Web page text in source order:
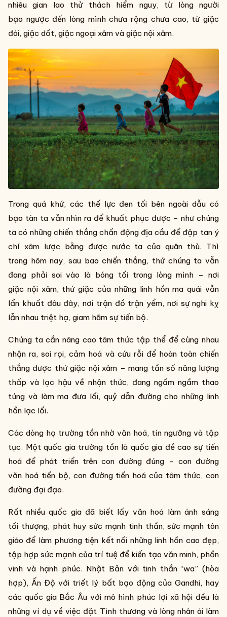
nhiêu gian lao thử thách hiểm nguy, từ lòng người
bạo ngược đến lòng mình chưa rộng chưa cao, từ giặc
đói, giặc dốt, giặc ngoại xâm và giặc nội xâm.
Trong quá khứ, các thế lực đen tối bên ngoài dẫu có
bạo tàn ta vẫn nhìn ra để khuất phục được – như chúng
ta có những chiến thắng chấn động địa cầu để đập tan ý
chí xâm lược bằng được nước ta của quân thù. Thì
trong hôm nay, sau bao chiến thắng, thứ chúng ta vẫn
đang phải soi vào là bóng tối trong lòng mình – nơi
giặc nội xâm, thứ giặc của những linh hồn ma quái vẫn
lẩn khuất đâu đây, nơi trận đồ trận yểm, nơi sự nghi kỵ
lẫn nhau triệt hạ, giam hãm sự tiến bộ.
Chúng ta cần nâng cao tâm thức tập thể để cùng nhau
nhận ra, soi rọi, cảm hoá và cứu rỗi để hoàn toàn chiến
thắng được thứ giặc nội xâm – mang tần số năng lượng
thấp và lạc hậu về nhận thức, đang ngấm ngầm thao
túng và làm ma đưa lối, quỷ dẫn đường cho những linh
hồn lạc lối.
Các dòng họ trường tồn nhờ văn hoá, tín ngưỡng và tập
tục. Một quốc gia trường tồn là quốc gia đề cao sự tiến
hoá để phát triển trên con đường đúng – con đường
văn hoá tiến bộ, con đường tiến hoá của tâm thức, con
đường đại đạo.
Rất nhiều quốc gia đã biết lấy văn hoá làm ánh sáng
tối thượng, phát huy sức mạnh tinh thần, sức mạnh tôn
giáo để làm phương tiện kết nối những linh hồn cao đẹp,
tập hợp sức mạnh của trí tuệ để kiến tạo văn minh, phồn
vinh và hạnh phúc. Nhật Bản với tinh thần “wa” (hòa
hợp), Ấn Độ với triết lý bất bạo động của Gandhi, hay
các quốc gia Bắc Âu với mô hình phúc lợi xã hội đều là
những ví dụ về việc đặt Tình thương và lòng nhân ái làm